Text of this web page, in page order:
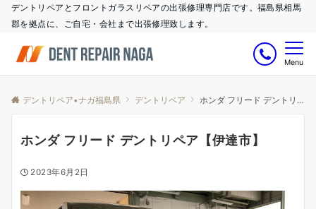
デントリペアとフロントガラスリペアの出張修理専門店です。福島県相馬
郡を拠点に、ご自宅・会社まで出張修理致します。
Menu
デントリペア•ナガ福島県 デントリペア ホンダ フリード デントリペア【伊達市】
ホンダ フリード デントリペア【伊達市】
2023年6月2日